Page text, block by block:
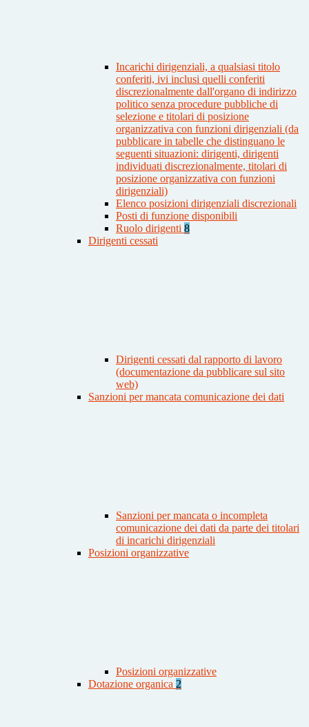
Incarichi dirigenziali, a qualsiasi titolo
conferiti, ivi inclusi quelli conferiti
discrezionalmente dall'organo di indirizzo
politico senza procedure pubbliche di
selezione e titolari di posizione
organizzativa con funzioni dirigenziali (da
pubblicare in tabelle che distinguano le
seguenti situazioni: dirigenti, dirigenti
individuati discrezionalmente, titolari di
posizione organizzativa con funzioni
dirigenziali)
Elenco posizioni dirigenziali discrezionali
Posti di funzione disponibili
Ruolo dirigenti 8
Dirigenti cessati
Dirigenti cessati dal rapporto di lavoro
(documentazione da pubblicare sul sito
web)
Sanzioni per mancata comunicazione dei dati
Sanzioni per mancata o incompleta
comunicazione dei dati da parte dei titolari
di incarichi dirigenziali
Posizioni organizzative
Posizioni organizzative
Dotazione organica 2